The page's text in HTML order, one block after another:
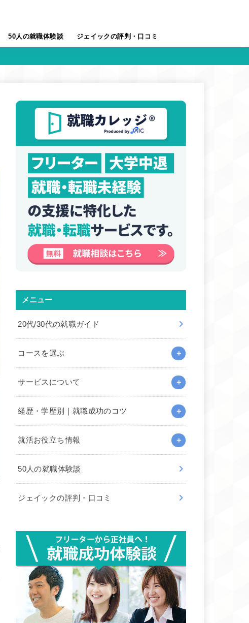
50人の就職体験談 ジェイックの評判・口コミ
メニュー
20代/30代の就職ガイド
コースを選ぶ
サービスについて
経歴・学歴別｜就職成功のコツ
就活お役立ち情報
50人の就職体験談
ジェイックの評判・口コミ